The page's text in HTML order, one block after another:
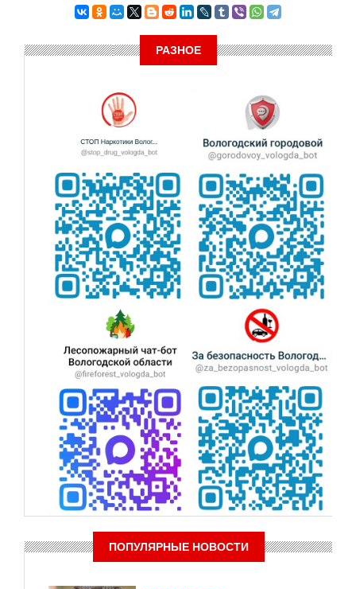
РАЗНОЕ
ПОПУЛЯРНЫЕ НОВОСТИ